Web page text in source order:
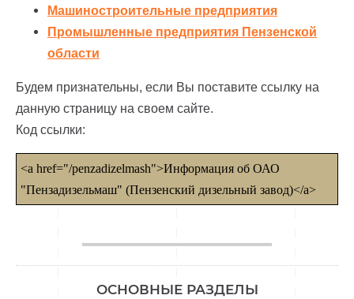
Машиностроительные предприятия
Промышленные предприятия Пензенской
области
Будем признательны, если Вы поставите ссылку на
данную страницу на своем сайте.
Код ссылки:
<a href="/penzadizelmash">Информация об ОАО
"Пензадизельмаш" (Пензенский дизельный завод)</a>
________________
ОСНОВНЫЕ РАЗДЕЛЫ